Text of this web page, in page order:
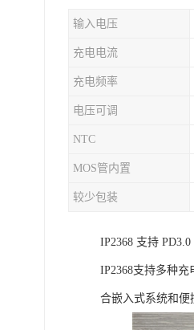
输入电压
充电电流
充电频率
电压可调
NTC
MOS管内置
较少包装
IP2368 支持
IP2368支持多种
合嵌入式系统和便